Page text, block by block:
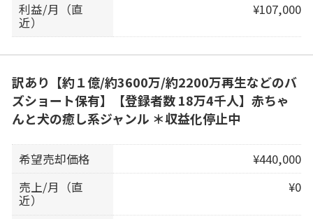
利益/月（直
近）
¥107,000
訳あり【約１億/約3600万/約2200万再生などのバ
ズショート保有】【登録者数 18万4千人】赤ちゃ
んと犬の癒し系ジャンル ＊収益化停止中
希望売却価格
¥440,000
売上/月（直
近）
¥0